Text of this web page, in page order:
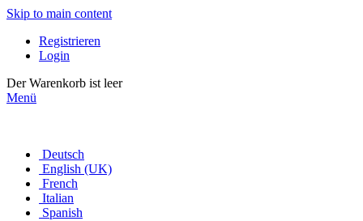
Skip to main content
Registrieren
Login
Der Warenkorb ist leer
Menü
Deutsch
English (UK)
French
Italian
Spanish